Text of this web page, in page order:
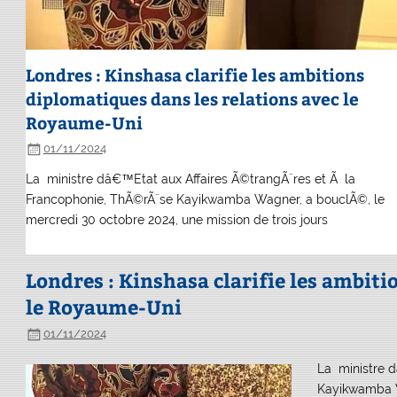
Londres : Kinshasa clarifie les ambitions
diplomatiques dans les relations avec le
Royaume-Uni
01/11/2024
La ministre dâ€™Etat aux Affaires Ã©trangÃ¨res et Ã la
Francophonie, ThÃ©rÃ¨se Kayikwamba Wagner, a bouclÃ©, le
mercredi 30 octobre 2024, une mission de trois jours
Londres : Kinshasa clarifie les
le Royaume-Uni
01/11/2024
La ministre
Kayikwamba